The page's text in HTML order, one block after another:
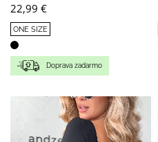
22,99 €
ONE SIZE
Doprava zadarmo